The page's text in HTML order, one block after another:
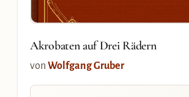
Akrobaten auf Drei Rädern
von Wolfgang Gruber